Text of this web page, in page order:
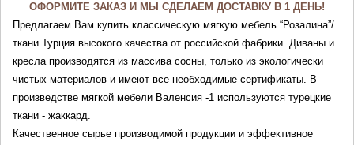
ОФОРМИТЕ ЗАКАЗ И МЫ СДЕЛАЕМ ДОСТАВКУ В 1 ДЕНЬ!
Предлагаем Вам купить классическую мягкую мебель “Розалина”/
ткани Турция высокого качества от российской фабрики. Диваны и
кресла производятся из массива сосны, только из экологически
чистых материалов и имеют все необходимые сертификаты. В
произведстве мягкой мебели Валенсия -1 используются турецкие
ткани - жаккард.
Качественное сырье производимой продукции и эффективное